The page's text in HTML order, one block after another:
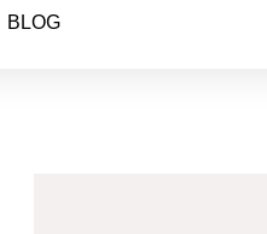
BLOG